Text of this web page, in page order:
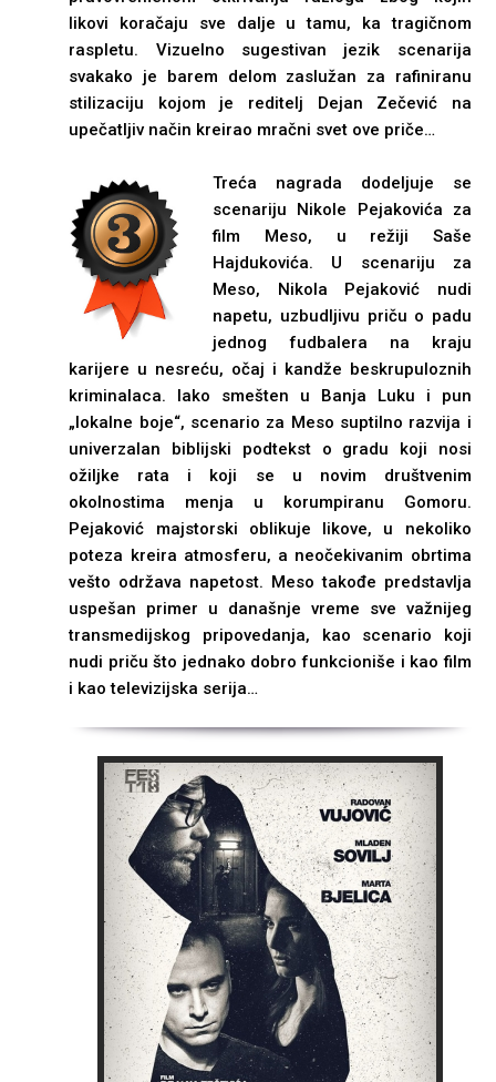
likovi koračaju sve dalje u tamu, ka tragičnom
raspletu. Vizuelno sugestivan jezik scenarija
svakako je barem delom zaslužan za rafiniranu
stilizaciju kojom je reditelj Dejan Zečević na
upečatljiv način kreirao mračni svet ove priče…
Treća nagrada dodeljuje se
scenariju Nikole Pejakovića za
film Meso, u režiji Saše
Hajdukovića. U scenariju za
Meso, Nikola Pejaković nudi
napetu, uzbudljivu priču o padu
jednog fudbalera na kraju
karijere u nesreću, očaj i kandže beskrupuloznih
kriminalaca. Iako smešten u Banja Luku i pun
„lokalne boje“, scenario za Meso suptilno razvija i
univerzalan biblijski podtekst o gradu koji nosi
ožiljke rata i koji se u novim društvenim
okolnostima menja u korumpiranu Gomoru.
Pejaković majstorski oblikuje likove, u nekoliko
poteza kreira atmosferu, a neočekivanim obrtima
vešto održava napetost. Meso takođe predstavlja
uspešan primer u današnje vreme sve važnijeg
transmedijskog pripovedanja, kao scenario koji
nudi priču što jednako dobro funkcioniše i kao film
i kao televizijska serija…